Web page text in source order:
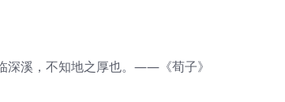
深溪，不知地之厚也。——《荀子》